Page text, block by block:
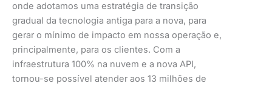
onde adotamos uma estratégia de transição
gradual da tecnologia antiga para a nova, para
gerar o mínimo de impacto em nossa operação e,
principalmente, para os clientes. Com a
infraestrutura 100% na nuvem e a nova API,
tornou-se possível atender aos 13 milhões de